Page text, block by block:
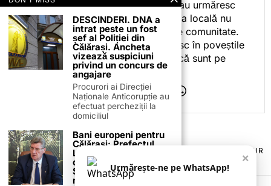
celor care citesc, privesc sau urmăresc
ceea ce fac. Pentru că presa locală nu
este despre mine, ci despre comunitate.
Iar dacă oamenii se regăsesc în poveștile
pe care le spun, înseamnă că sunt pe
drumul bun.
TERMENI ȘI CONDIȚII
POLITICA DE ANULARE & RETUR
PUBLICITATE ONLINE & TIPĂRITĂ
CONTACT
ZIARUL ANUNȚUL CĂLĂRĂȘEAN
×
Urmărește-ne pe WhatsApp!
DESCINDERI. DNA a
intrat peste un fost
șef al Poliției din
Călărași. Ancheta
vizează suspiciuni
privind un concurs de
angajare
Procurori ai Direcției
Naționale Anticorupție au
efectuat percheziții la
domiciliul
Bani europeni pentru
Călărași: Prefectul
Laurențiu State anunță
colaborarea cu ADR
Sud-Muntenia pentru
noi finanțări